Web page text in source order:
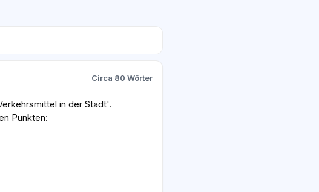
Circa 80 Wörter
in der Stadt'.
Punkten: